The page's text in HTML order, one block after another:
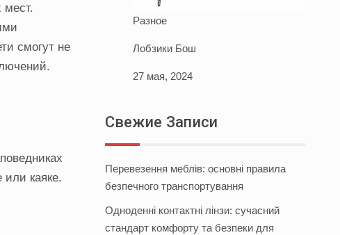
мест.
смогут не
или каяке.
Разное
Лобзики Бош
27 мая, 2024
Свежие Записи
Перевезення меблів: основні правила
безпечного транспортування
Одноденні контактні лінзи: сучасний
стандарт комфорту та безпеки для